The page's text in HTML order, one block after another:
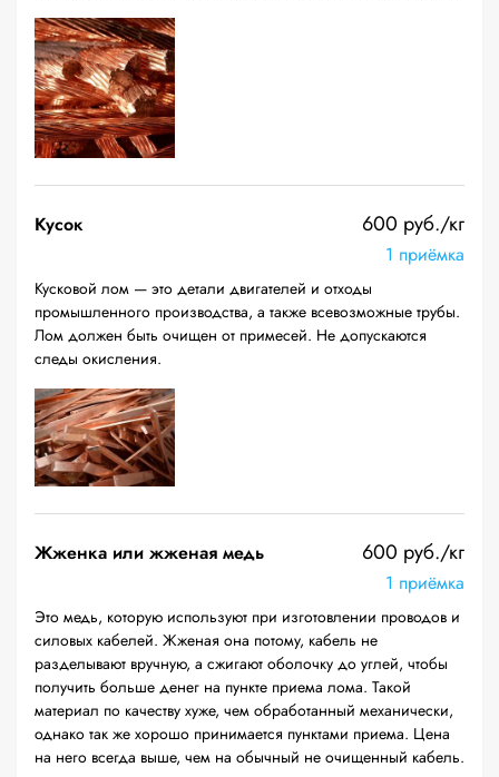
Кусок 600 руб./кг
1 приёмка
Кусковой лом — это детали двигателей и отходы
промышленного производства, а также всевозможные трубы.
Лом должен быть очищен от примесей. Не допускаются
следы окисления.
Жженка или жженая медь 600 руб./кг
1 приёмка
Это медь, которую используют при изготовлении проводов и
силовых кабелей. Жженая она потому, кабель не
разделывают вручную, а сжигают оболочку до углей, чтобы
получить больше денег на пункте приема лома. Такой
материал по качеству хуже, чем обработанный механически,
однако так же хорошо принимается пунктами приема. Цена
на него всегда выше, чем на обычный не очищенный кабель.